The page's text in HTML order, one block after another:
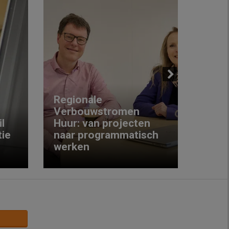
Regionale
Verbouwstromen
Huur: van projecten
naar programmatisch
werken
Next